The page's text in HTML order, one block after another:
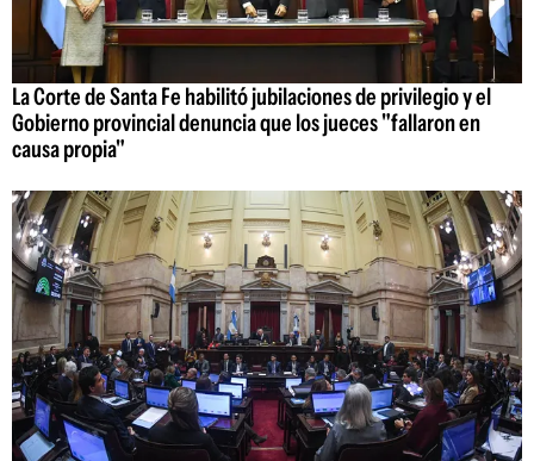
La Corte de Santa Fe habilitó jubilaciones de privilegio y el
Gobierno provincial denuncia que los jueces "fallaron en
causa propia"